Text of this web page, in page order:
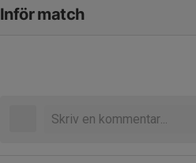
Inför match